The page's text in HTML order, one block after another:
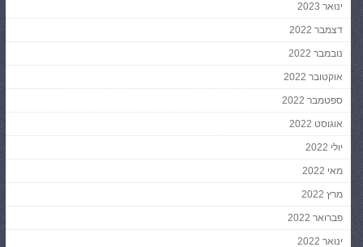
ינואר 2023
דצמבר 2022
נובמבר 2022
אוקטובר 2022
ספטמבר 2022
אוגוסט 2022
יולי 2022
מאי 2022
מרץ 2022
פברואר 2022
ינואר 2022